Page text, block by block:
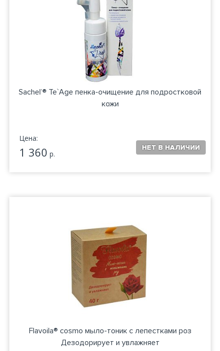
Sachel’® Te`Age пенка-очищение для подростковой
кожи
Цена:
1 360 р.
Flavoila® cosmo мыло-тоник с лепестками роз
Дезодорирует и увлажняет